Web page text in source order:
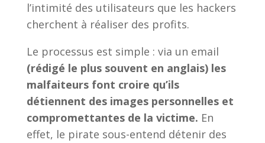
l’intimité des utilisateurs que les hackers
cherchent à réaliser des profits.
Le processus est simple : via un email
(rédigé le plus souvent en anglais) les
malfaiteurs font croire qu’ils
détiennent des images personnelles et
compromettantes de la victime. En
effet, le pirate sous-entend détenir des